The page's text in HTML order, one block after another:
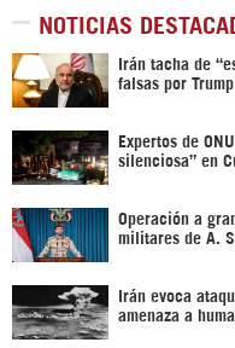
NOTICIAS
Irán tacha de
falsas por Trump
Expertos de
silenciosa” en
Operación a
militares de A.
Irán evoca
amenaza a